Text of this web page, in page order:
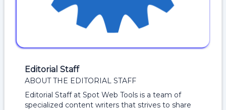
Editorial Staff
ABOUT THE EDITORIAL STAFF
Editorial Staff at Spot Web Tools is a team of
specialized content writers that strives to share